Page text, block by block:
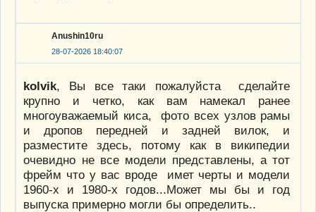
Anushin10ru
28-07-2026 18:40:07
kolvik, Вы все таки пожалуйста сделайте
крупно и четко, как вам намекал ранее
многоуважаемый киса, фото всех узлов рамы
и дропов передней и задней вилок, и
разместите здесь, потому как в википедии
очевидно не все модели представлены, а тот
фрейм что у вас вроде имет черты и модели
1960-х и 1980-х годов...Может мы бы и год
выпуска примерно могли бы определить..